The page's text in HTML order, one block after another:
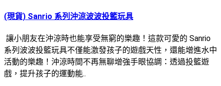
(現貨) Sanrio 系列沖涼波波投籃玩具
讓小朋友在沖涼時也能享受無窮的樂趣！這款可愛的 Sanrio
系列波波投籃玩具不僅能激發孩子的遊戲天性，還能增進水中
活動的樂趣！沖涼時間不再無聊增強手眼協調：透過投籃遊
戲，提升孩子的運動能..